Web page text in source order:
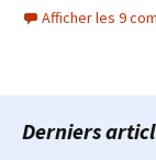
Afficher les 9
Derniers